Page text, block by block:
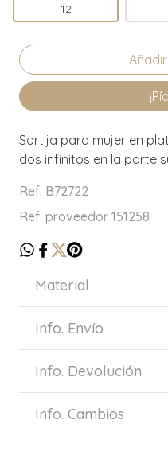
12
Sortija para mujer en
dos infinitos en la parte
Ref. B72722
Ref. proveedor 151258
Material
Info. Envío
Info. Devolución
Info. Cambios